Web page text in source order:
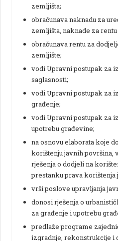
zemljišta;
obračunava naknadu za
zemljišta, naknade za
obračunava rentu za
zemljište;
vodi Upravni postupak za
saglasnosti;
vodi Upravni postupak za
građenje;
vodi Upravni postupak za
upotrebu građevine;
na osnovu elaborata koje
korištenju javnih površina,
rješenja o dodjeli na
prestanku prava korištenja
vrši poslove upravljanja
donosi rješenja o
za građenje i upotrebu
predlaže programe
izgradnje, rekonstrukcije i